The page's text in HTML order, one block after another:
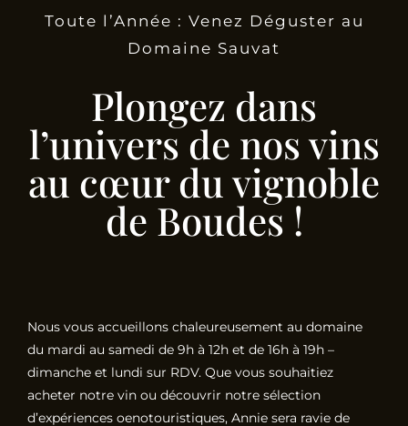
Toute l’Année : Venez Déguster au
Domaine Sauvat
Plongez dans
l’univers de nos vins
au cœur du vignoble
de Boudes !
Nous vous accueillons chaleureusement au domaine
du mardi au samedi de 9h à 12h et de 16h à 19h –
dimanche et lundi sur RDV. Que vous souhaitiez
acheter notre vin ou découvrir notre sélection
d’expériences oenotouristiques, Annie sera ravie de